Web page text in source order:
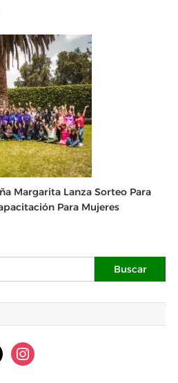
Margarita Lanza Sorteo Para
Para Mujeres
Buscar:
instagram